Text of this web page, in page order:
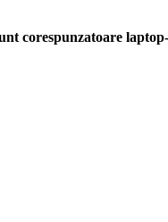
corespunzatoare